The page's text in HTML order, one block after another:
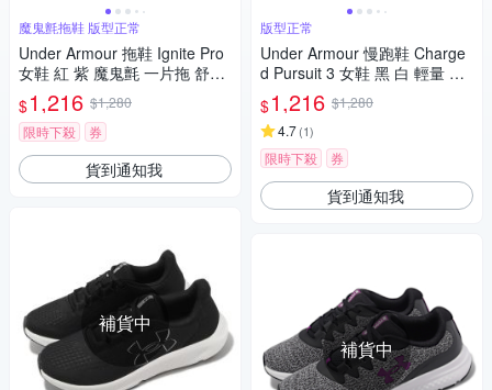
魔鬼氈拖鞋 版型正常
Under Armour 拖鞋 Ignite Pro
女鞋 紅 紫 魔鬼氈 一片拖 舒適
UA 3026027601
$1,216 $1,280
限時下殺
券
貨到通知我
補貨中
版型正常
Under Armour 慢跑鞋 Charge
d Pursuit 3 女鞋 黑 白 輕量 緩
震 路跑 運動鞋 UA 302488910
5
$1,216 $1,280
4.7(1)
限時下殺 券
貨到通知我
補貨中